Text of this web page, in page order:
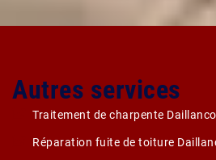
Autres services
Traitement de charpente
Réparation fuite de toiture